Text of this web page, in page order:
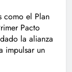
como el Plan
Pacto
la alianza
impulsar un